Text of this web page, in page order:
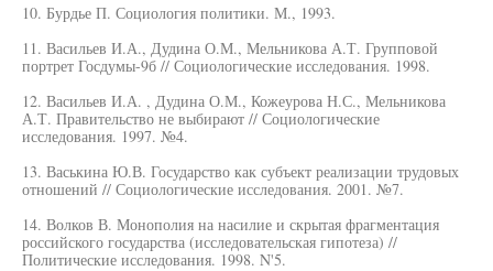
10. Бурдье П. Социология политики. М., 1993.
11. Васильев И.А., Дудина О.М., Мельникова А.Т. Групповой
портрет Госдумы-9б // Социологические исследования. 1998.
12. Васильев И.А. , Дудина О.М., Кожеурова Н.С., Мельникова
А.Т. Правительство не выбирают // Социологические
исследования. 1997. №4.
13. Васькина Ю.В. Государство как субъект реализации трудовых
отношений // Социологические исследования. 2001. №7.
14. Волков В. Монополия на насилие и скрытая фрагментация
российского государства (исследовательская гипотеза) //
Политические исследования. 1998. N'5.